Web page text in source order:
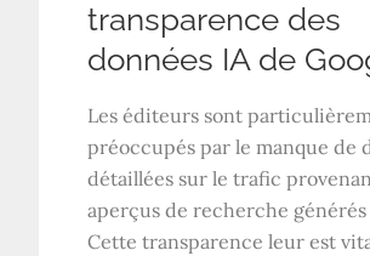
transparence des
données IA de
Les éditeurs sont
préoccupés par le manque de
détaillées sur le trafic
aperçus de recherche générés
Cette transparence leur est